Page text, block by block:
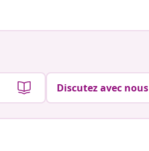
Discutez avec nous